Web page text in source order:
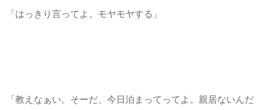
「はっきり言ってよ。モヤモヤする」
「教えなぁい。そーだ、今日泊まってってよ。親居ないんだ